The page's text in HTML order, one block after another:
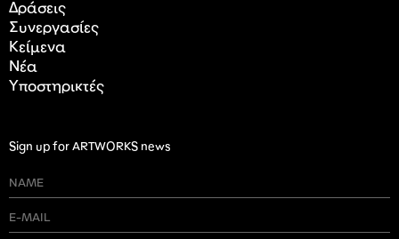
Δράσεις
Συνεργασίες
Κείμενα
Nέα
Υποστηρικτές
Sign up for ARTWORKS news